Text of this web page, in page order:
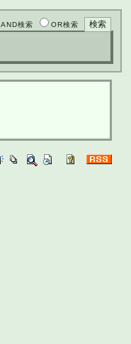
AND検索 OR検索